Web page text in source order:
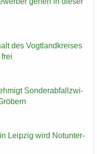
des Vogt­land­krei­ses
Son­der­ab­fall­zwi­
Leip­zig wird Not­un­ter­